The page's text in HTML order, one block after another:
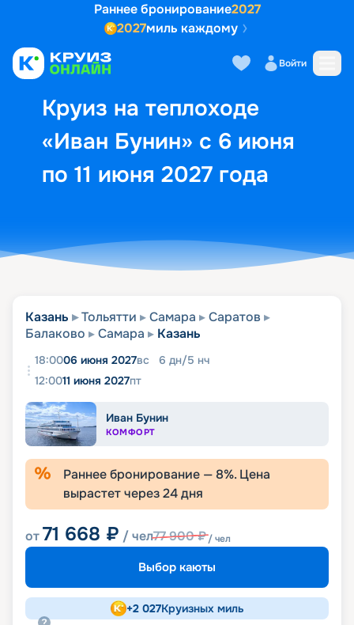
Раннее бронирование2027
2027миль каждому
Войти
Круиз на теплоходе
«Иван Бунин» с 6 июня
по 11 июня 2027 года
Выбор кают Маршрут и
Казань Тольятти Самара
Саратов
Балаково
Самара Казань
18:0006 июня 2027вс 6 дн/5 нч
12:0011 июня 2027пт
Иван Бунин
КОМФОРТ
Раннее бронирование — 8%. Цена
вырастет через24дня
от71 668 ₽ / чел77 900₽/ чел
Выбор каюты
+2 027Круизных миль